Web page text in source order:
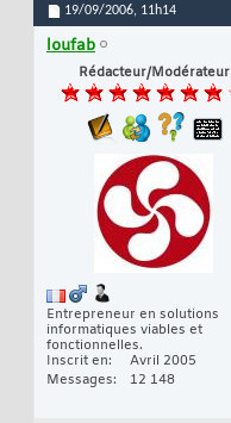
19/09/2006, 11h14
loufab
Rédacteur/Modérateur
Entrepreneur en solutions
informatiques viables et
fonctionnelles.
Inscrit en
Avril 2005
Messages
12 148